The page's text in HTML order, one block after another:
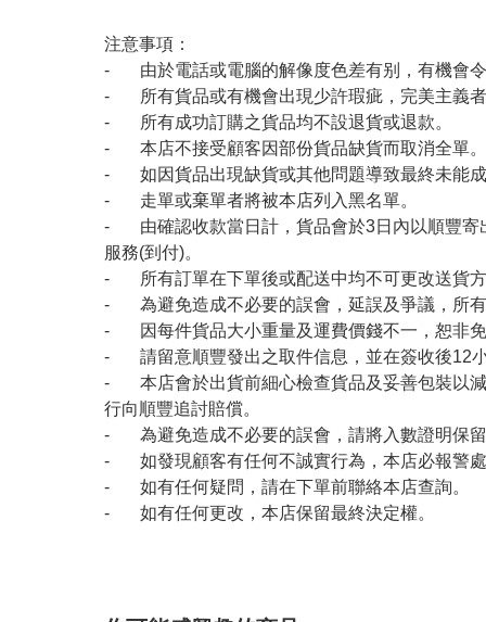
注意事項：
- 由於電話或電腦的解像度色差有别，有機會令
- 所有貨品或有機會出現少許瑕疵，完美主義
- 所有成功訂購之貨品均不設退貨或退款。
- 本店不接受顧客因部份貨品缺貨而取消全單。
- 如因貨品出現缺貨或其他問題導致最終未能成
- 走單或棄單者將被本店列入黑名單。
- 由確認收款當日計，貨品會於3日內以順豐寄
服務(到付)。
- 所有訂單在下單後或配送中均不可更改送貨方
- 為避免造成不必要的誤會，延誤及爭議，所
- 因每件貨品大小重量及運費價錢不一，恕非免
- 請留意順豐發出之取件信息，並在簽收後12
- 本店會於出貨前細心檢查貨品及妥善包裝以減
行向順豐追討賠償。
- 為避免造成不必要的誤會，請將入數證明保留
- 如發現顧客有任何不誠實行為，本店必報警
- 如有任何疑問，請在下單前聯絡本店查詢。
- 如有任何更改，本店保留最終決定權。